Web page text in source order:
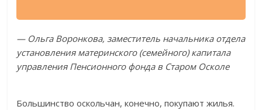
— Ольга Воронкова, заместитель начальника отдела
установления материнского (семейного) капитала
управления Пенсионного фонда в Старом Осколе
Большинство оскольчан, конечно, покупают жилья.